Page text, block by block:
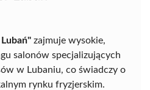
zajmuje wysokie,
salonów specjalizujących
w Lubaniu, co świadczy o
rynku fryzjerskim.